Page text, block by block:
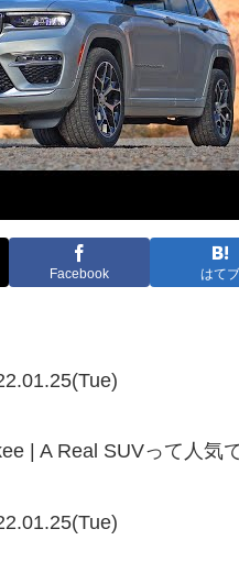
Facebook はてブ
| A Real SUVって人気